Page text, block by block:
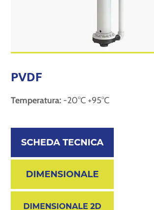
PVDF
Temperatura: -20°C +95°C